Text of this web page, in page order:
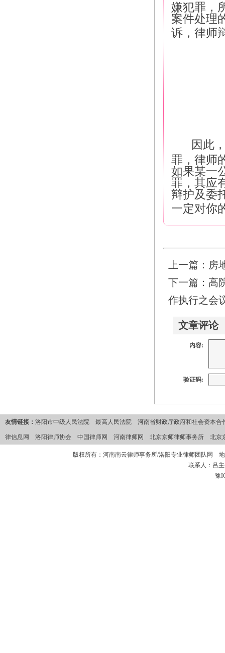
嫌犯罪，
案件处理
诉，律师
因此
罪，律师
如果某一
罪，其应
辩护及委
一定对你
上一篇： 房
下一篇： 高
作执行之会
文章评论
内容:
验证码:
友情链接： 洛阳市中级人民法院 最高人民法院 河南省财政厅政府和社会资本合
律信息网 洛阳律师协会 中国律师网 河南律师网 北京京师律师事务所 北京
版权所有：河南南云律师事务所/洛阳专业律师团队网
联系人：吕
豫